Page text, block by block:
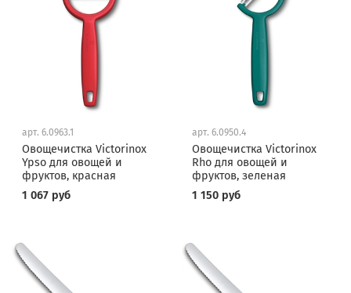
арт. 6.0963.1
Овощечистка Victorinox
Ypso для овощей и
фруктов, красная
1 067 руб
арт. 6.0950.4
Овощечистка Victorinox
Rho для овощей и
фруктов, зеленая
1 150 руб